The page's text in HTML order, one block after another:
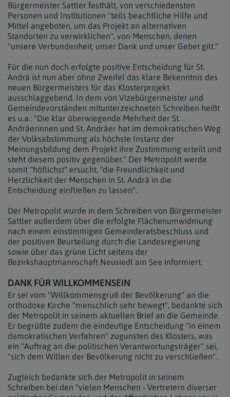
Bürgermeister Sattler festhält, von verschiedensten
Personen und Institutionen "teils beachtliche Hilfe und
Mittel angeboten, um das Projekt an alternativen
Standorten zu verwirklichen", von Menschen, denen
"unsere Verbundenheit, unser Dank und unser Gebet gilt."
Für die nun doch erfolgte positive Entscheidung für St.
Andrä ist nun aber ohne Zweifel das klare Bekenntnis des
neuen Bürgermeisters für das Klosterprojekt
ausschlaggebend. In dem von Vizebürgermeister und
Gemeindevorständen mitunterzeichneten Schreiben heißt
es u.a.: "Die klar überwiegende Mehrheit der St.
Andräerinnen und St. Andräer hat im demokratischen Weg
der Volksabstimmung als höchste Instanz der
Meinungsbildung dem Projekt ihre Zustimmung erteilt und
steht diesem positiv gegenüber." Der Metropolit werde
somit "höflichst" ersucht, "die Freundlichkeit und
Herzlichkeit der Menschen in St. Andrä in die
Entscheidung einfließen zu lassen".
Der Metropolit wurde in dem Schreiben von Bürgermeister
Sattler außerdem über die erfolgte Flächenumwidmung
nach einem einstimmigen Gemeinderatsbeschluss und
der positiven Beurteilung durch die Landesregierung
sowie über das grüne Licht seitens der
Bezirkshauptmannschaft Neusiedl am See informiert.
DANK FÜR WILLKOMMENSEIN
Er sei vom "Willkommensgruß der Bevölkerung" an die
orthodoxe Kirche "menschlich sehr bewegt", bedankte sich
der Metropolit in seinem aktuellen Brief an die Gemeinde.
Er begrüßte zudem die eindeutige Entscheidung "in einem
demokratischen Verfahren" zugunsten des Klosters, was
ein "Auftrag an die politischen Verantwortungsträger" sei,
"sich dem Willen der Bevölkerung nicht zu verschließen".
Zugleich bedankte sich der Metropolit in seinem
Schreiben bei den "vielen Menschen - Vertretern diverser